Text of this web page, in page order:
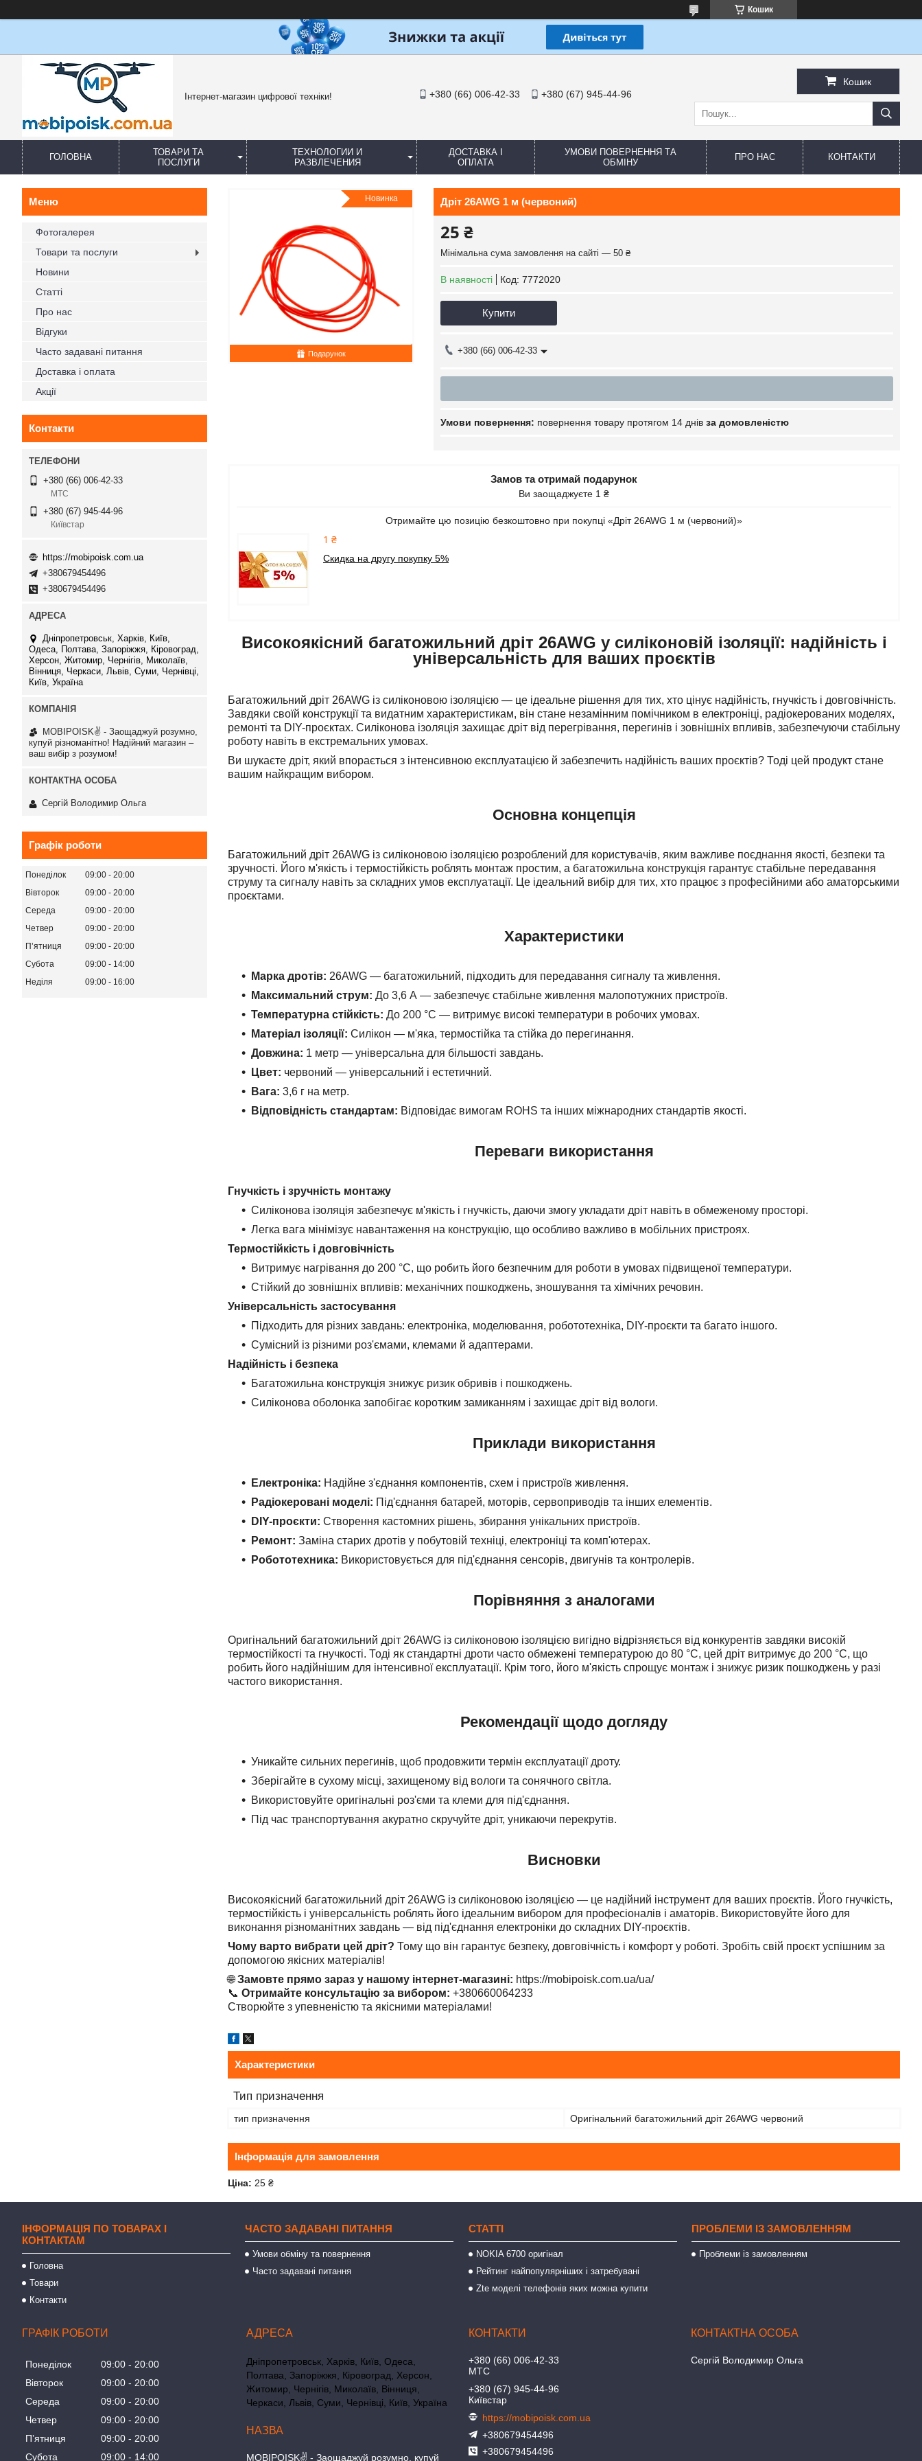
Кошик
Інтернет-магазин цифрової техніки! +380 (66) 006-42-33 +380 (67) 945-44-96
Кошик
ГОЛОВНА
ТОВАРИ ТА
ПОСЛУГИ
ТЕХНОЛОГИИ И
РАЗВЛЕЧЕНИЯ
ДОСТАВКА І
ОПЛАТА
УМОВИ ПОВЕРНЕННЯ ТА
ОБМІНУ
ПРО НАС КОНТАКТИ
Подарунок
Новинка Дріт 26AWG 1 м (червоний)
25 ₴
Мінімальна сума замовлення на сайті — 50 ₴
В наявності Код: 7772020
Купити
+380 (66) 006-42-33
повернення товару протягом 14 днів за домовленістю
Замов та отримай подарунок
Ви заощаджуєте 1 ₴
Отримайте цю позицію безкоштовно при покупці «Дріт 26AWG 1 м (червоний)»
1 ₴
Скидка на другу покупку 5%
Високоякісний багатожильний дріт 26AWG у силіконовій ізоляції: надійність і
універсальність для ваших проєктів
Багатожильний дріт 26AWG із силіконовою ізоляцією — це ідеальне рішення для тих, хто цінує надійність, гнучкість і довговічність.
Завдяки своїй конструкції та видатним характеристикам, він стане незамінним помічником в електроніці, радіокерованих моделях,
ремонті та DIY-проєктах. Силіконова ізоляція захищає дріт від перегрівання, перегинів і зовнішніх впливів, забезпечуючи стабільну
роботу навіть в екстремальних умовах.
Ви шукаєте дріт, який впорається з інтенсивною експлуатацією й забезпечить надійність ваших проєктів? Тоді цей продукт стане
вашим найкращим вибором.
Основна концепція
Багатожильний дріт 26AWG із силіконовою ізоляцією розроблений для користувачів, яким важливе поєднання якості, безпеки та
зручності. Його м'якість і термостійкість роблять монтаж простим, а багатожильна конструкція гарантує стабільне передавання
струму та сигналу навіть за складних умов експлуатації. Це ідеальний вибір для тих, хто працює з професійними або аматорськими
проєктами.
Характеристики
Марка дротів: 26AWG — багатожильний, підходить для передавання сигналу та живлення.
Максимальний струм: До 3,6 А — забезпечує стабільне живлення малопотужних пристроїв.
Температурна стійкість: До 200 °C — витримує високі температури в робочих умовах.
Матеріал ізоляції: Силікон — м'яка, термостійка та стійка до перегинання.
Довжина: 1 метр — універсальна для більшості завдань.
Цвет: червоний — універсальний і естетичний.
Вага: 3,6 г на метр.
Відповідність стандартам: Відповідає вимогам ROHS та інших міжнародних стандартів якості.
Переваги використання
Гнучкість і зручність монтажу
Силіконова ізоляція забезпечує м'якість і гнучкість, даючи змогу укладати дріт навіть в обмеженому просторі.
Легка вага мінімізує навантаження на конструкцію, що особливо важливо в мобільних пристроях.
Термостійкість і довговічність
Витримує нагрівання до 200 °C, що робить його безпечним для роботи в умовах підвищеної температури.
Стійкий до зовнішніх впливів: механічних пошкоджень, зношування та хімічних речовин.
Універсальність застосування
Підходить для різних завдань: електроніка, моделювання, робототехніка, DIY-проєкти та багато іншого.
Сумісний із різними роз'ємами, клемами й адаптерами.
Надійність і безпека
Багатожильна конструкція знижує ризик обривів і пошкоджень.
Силіконова оболонка запобігає коротким замиканням і захищає дріт від вологи.
Приклади використання
Електроніка: Надійне з'єднання компонентів, схем і пристроїв живлення.
Радіокеровані моделі: Під'єднання батарей, моторів, сервоприводів та інших елементів.
DIY-проєкти: Створення кастомних рішень, збирання унікальних пристроїв.
Ремонт: Заміна старих дротів у побутовій техніці, електроніці та комп'ютерах.
Робототехника: Використовується для під'єднання сенсорів, двигунів та контролерів.
Порівняння з аналогами
Оригінальний багатожильний дріт 26AWG із силіконовою ізоляцією вигідно відрізняється від конкурентів завдяки високій
термостійкості та гнучкості. Тоді як стандартні дроти часто обмежені температурою до 80 °C, цей дріт витримує до 200 °C, що
робить його надійнішим для інтенсивної експлуатації. Крім того, його м'якість спрощує монтаж і знижує ризик пошкоджень у разі
частого використання.
Рекомендації щодо догляду
Уникайте сильних перегинів, щоб продовжити термін експлуатації дроту.
Зберігайте в сухому місці, захищеному від вологи та сонячного світла.
Використовуйте оригінальні роз'єми та клеми для під'єднання.
Під час транспортування акуратно скручуйте дріт, уникаючи перекрутів.
Висновки
Високоякісний багатожильний дріт 26AWG із силіконовою ізоляцією — це надійний інструмент для ваших проєктів. Його гнучкість,
термостійкість і універсальність роблять його ідеальним вибором для професіоналів і аматорів. Використовуйте його для
виконання різноманітних завдань — від під'єднання електроніки до складних DIY-проєктів.
Чому варто вибрати цей дріт? Тому що він гарантує безпеку, довговічність і комфорт у роботі. Зробіть свій проєкт успішним за
допомогою якісних матеріалів!
🌐Замовте прямо зараз у нашому інтернет-магазині: https://mobipoisk.com.ua/ua/
📞 Отримайте консультацію за вибором: +380660064233
Створюйте з упевненістю та якісними матеріалами!
Характеристики
Тип призначення
тип призначення Оригінальний багатожильний дріт 26AWG червоний
Інформація для замовлення
Ціна: 25 ₴
Фотогалерея
Товари та послуги
Новини
Статті
Про нас
Відгуки
Часто задавані питання
Доставка і оплата
Акції
Контакти
+380 (66) 006-42-33
МТС
+380 (67) 945-44-96
Київстар
https://mobipoisk.com.ua
+380679454496
+380679454496
Дніпропетровськ, Харків, Київ,
Одеса, Полтава, Запоріжжя, Кіровоград,
Херсон, Житомир, Чернігів, Миколаїв,
Вінниця, Черкаси, Львів, Суми, Чернівці,
Київ, Україна
MOBIPOISK✌ - Заощаджуй розумно,
купуй різноманітно! Надійний магазин –
ваш вибір з розумом!
Сергій Володимир Ольга
Графік роботи
Понеділок 09:00
20:00
Вівторок
09:00
20:00
Середа
09:00
20:00
Четвер
09:00
20:00
Пʼятниця
09:00
20:00
Субота
09:00
14:00
Неділя
09:00 16:00
ІНФОРМАЦІЯ ПО ТОВАРАХ І
КОНТАКТАМ
Головна
Товари
Контакти
ЧАСТО ЗАДАВАНІ ПИТАННЯ
Умови обміну та повернення
Часто задавані питання
СТАТТІ
NOKIA 6700 оригінал
Рейтинг найпопулярніших і затребувані
Zte моделі телефонів яких можна купити
ПРОБЛЕМИ ІЗ ЗАМОВЛЕННЯМ
Проблеми із замовленням
ГРАФІК РОБОТИ
Понеділок 09:00
20:00
Вівторок
09:00
20:00
Середа
09:00
20:00
Четвер
09:00
20:00
Пʼятниця
09:00
20:00
Субота
09:00 14:00
Дніпропетровськ, Харків, Київ, Одеса,
Полтава, Запоріжжя, Кіровоград, Херсон,
Житомир, Чернігів, Миколаїв, Вінниця,
Черкаси, Львів, Суми, Чернівці, Київ, Україна
MOBIPOISK✌ - Заощаджуй розумно, купуй
+380 (66) 006-42-33
МТС
+380 (67) 945-44-96
Київстар
https://mobipoisk.com.ua
+380679454496
+380679454496
Сергій Володимир Ольга